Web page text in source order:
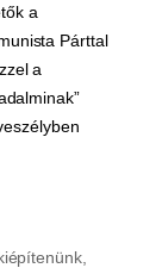
a
Párttal
a